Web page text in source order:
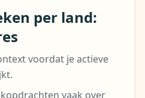
per land:
voordat je actieve
vaak over